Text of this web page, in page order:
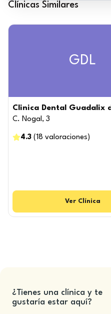
Clínicas Similares
GDL
Clinica Dental Guadalix
C. Nogal, 3
4.3 (18 valoraciones )
Ver Clínica
¿Tienes una clínica y te
gustaría estar aquí?